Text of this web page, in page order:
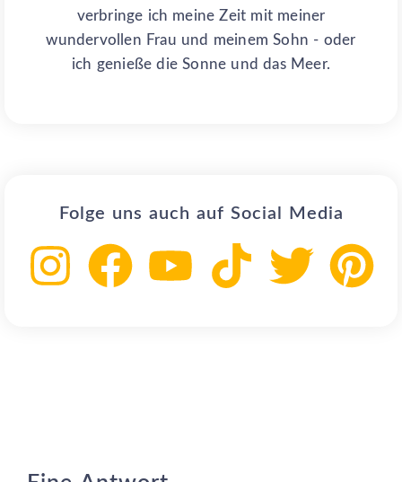
verbringe ich meine Zeit mit meiner
wundervollen Frau und meinem Sohn - oder
ich genieße die Sonne und das Meer.
Folge uns auch auf Social Media